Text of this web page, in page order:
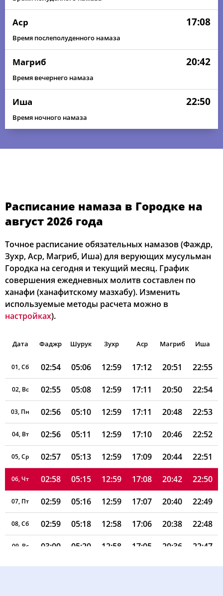
Аср 17:08
Время послеполуденного намаза
Магриб 20:42
Время вечернего намаза
Иша 22:50
Время ночного намаза
Расписание намаза в Городке на
август 2026 года
Точное расписание обязательных намазов (Фаждр,
Зухр, Аср, Магриб, Иша) для верующих мусульман
Городка на сегодня и текущий месяц. График
совершения ежедневных молитв составлен по
ханафи (ханафитскому мазхабу). Изменить
используемые методы расчета можно в
настройках).
Дата Фаджр Шурук Зухр Аср Магриб Иша
01, Сб 02:54 05:06 12:59 17:12 20:51 22:55
02, Вс 02:55 05:08 12:59 17:11 20:50 22:54
03, Пн 02:56 05:10 12:59 17:11 20:48 22:53
04, Вт 02:56 05:11 12:59 17:10 20:46 22:52
05, Ср 02:57 05:13 12:59 17:09 20:44 22:51
06, Чт 02:58 05:15 12:59 17:08 20:42 22:50
07, Пт 02:59 05:16 12:59 17:07 20:40 22:49
08, Сб 02:59 05:18 12:58 17:06 20:38 22:48
09, Вс 03:00 05:20 12:58 17:05 20:36 22:47
10, Пн 03:01 05:22 12:58 17:04 20:34 22:45